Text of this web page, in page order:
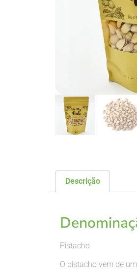
Descrição
Pistacho
O pistacho vem de